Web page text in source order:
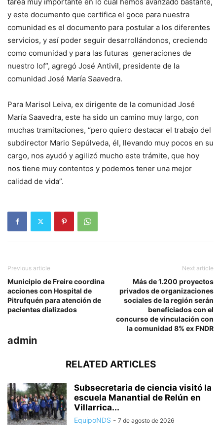
y este documento que certifica el goce para nuestra
comunidad es el documento para postular a los diferentes
servicios, y así poder seguir desarrollándonos, creciendo
como comunidad y para las futuras generaciones de
nuestro lof”, agregó José Antivil, presidente de la
comunidad José María Saavedra.
Para Marisol Leiva, ex dirigente de la comunidad José
María Saavedra, este ha sido un camino muy largo, con
muchas tramitaciones, “pero quiero destacar el trabajo del
subdirector Mario Sepúlveda, él, llevando muy pocos en su
cargo, nos ayudó y agilizó mucho este trámite, que hoy
nos tiene muy contentos y podemos tener una mejor
calidad de vida”.
Previous article
Municipio de Freire coordina
acciones con Hospital de
Pitrufquén para atención de
pacientes dializados
Next article
Más de 1.200 proyectos
privados de organizaciones
sociales de la región serán
beneficiados con el
concurso de vinculación con
la comunidad 8% ex FNDR
admin
RELATED ARTICLES
Subsecretaria de ciencia visitó la
escuela Manantial de Relún en
Villarrica...
EquipoNDS - 7 de agosto de 2026